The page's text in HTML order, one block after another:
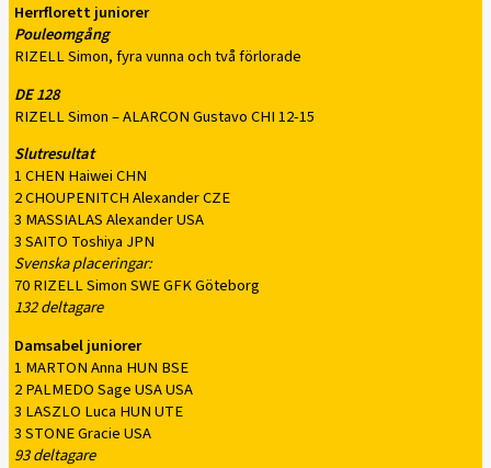
Herrflorett juniorer
Pouleomgång
RIZELL Simon, fyra vunna och två förlorade
DE 128
RIZELL Simon – ALARCON Gustavo CHI 12-15
Slutresultat
1 CHEN Haiwei CHN
2 CHOUPENITCH Alexander CZE
3 MASSIALAS Alexander USA
3 SAITO Toshiya JPN
Svenska placeringar:
70 RIZELL Simon SWE GFK Göteborg
132 deltagare
Damsabel juniorer
1 MARTON Anna HUN BSE
2 PALMEDO Sage USA USA
3 LASZLO Luca HUN UTE
3 STONE Gracie USA
93 deltagare